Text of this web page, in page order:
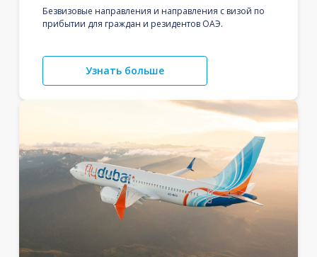
Безвизовые направления и направления с визой по
прибытии для граждан и резидентов ОАЭ.
Узнать больше